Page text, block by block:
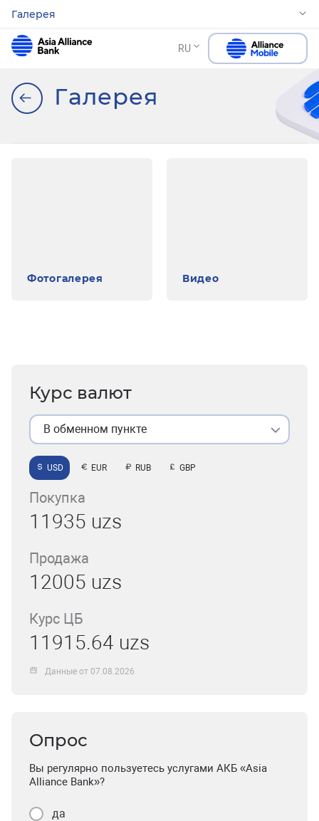
Галерея
RU
Галерея
Фотогалерея Видео
Курс валют
В обменном пункте
USD EUR RUB GBP
Покупка
11935 uzs
Продажа
12005 uzs
Курс ЦБ
11915.64 uzs
Данные от 07.08.2026
Опрос
Вы регулярно пользуетесь услугами АКБ «Asia
Alliance Bank»?
да